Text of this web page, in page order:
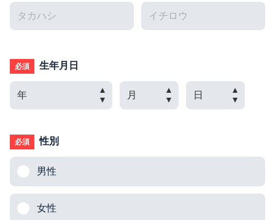
必須 生年月日
必須 性別
男性
女性